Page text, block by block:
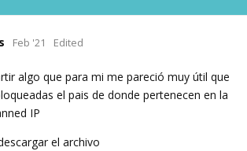
Feb '21 Edited
algo que para mi me pareció muy útil que
el pais de donde pertenecen en la
IP
el archivo